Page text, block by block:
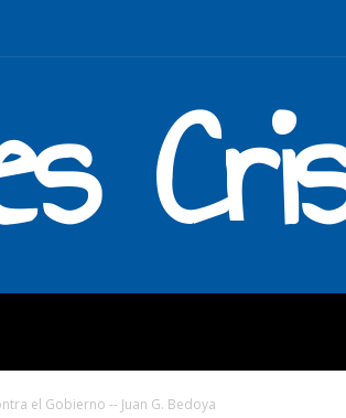
el Gobierno -- Juan G. Bedoya